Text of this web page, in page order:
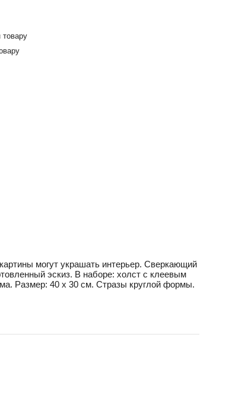
товару
могут украшать интерьер. Сверкающий
эскиз. В наборе: холст с клеевым
Размер: 40 х 30 см. Стразы круглой формы.